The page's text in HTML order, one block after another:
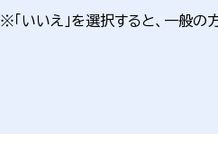
※「いいえ」を選択すると、一般の